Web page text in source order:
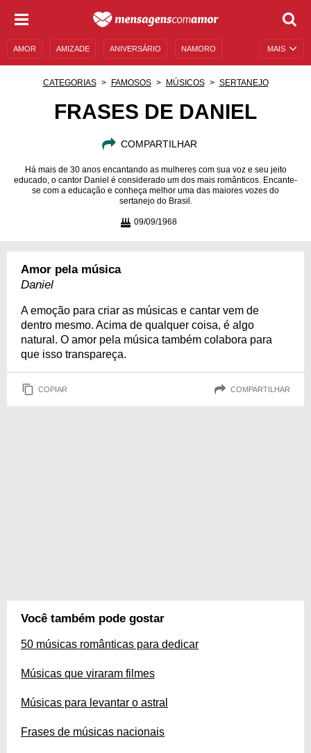
MAIS
AMOR AMIZADE ANIVERSÁRIO NAMORO
CATEGORIAS FAMOSOS MÚSICOS SERTANEJO
FRASES DE DANIEL
COMPARTILHAR
Há mais de 30 anos encantando as mulheres com sua voz e seu jeito
educado, o cantor Daniel é considerado um dos mais românticos. Encante-
se com a educação e conheça melhor uma das maiores vozes do
sertanejo do Brasil.
09/09/1968
Amor pela música
Daniel
A emoção para criar as músicas e cantar vem de
dentro mesmo. Acima de qualquer coisa, é algo
natural. O amor pela música também colabora para
que isso transpareça.
COPIAR COMPARTILHAR
Você também pode gostar
50 músicas românticas para dedicar
Músicas que viraram filmes
Músicas para levantar o astral
Frases de músicas nacionais